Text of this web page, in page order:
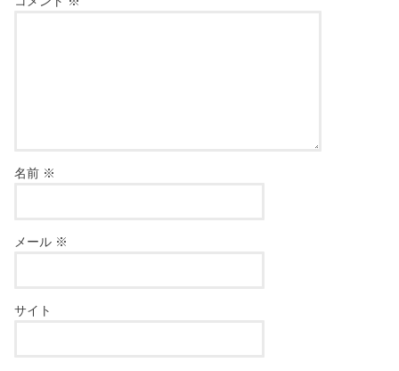
名前 ※
メール ※
サイト